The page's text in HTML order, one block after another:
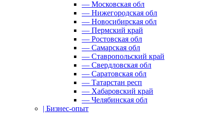
— Московская обл
— Нижегородская обл
— Новосибирская обл
— Пермский край
— Ростовская обл
— Самарская обл
— Ставропольский край
— Свердловская обл
— Саратовская обл
— Татарстан респ
— Хабаровский край
— Челябинская обл
| Бизнес-опыт